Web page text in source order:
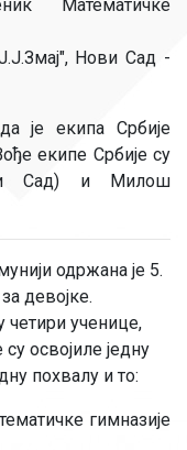
Математичке
Нови Сад -
је екипа Србије
екипе Србије су
Сад) и Милош
одржана је 5.
девојке.
четири ученице,
освојиле једну
похвалу и то:
гимназије